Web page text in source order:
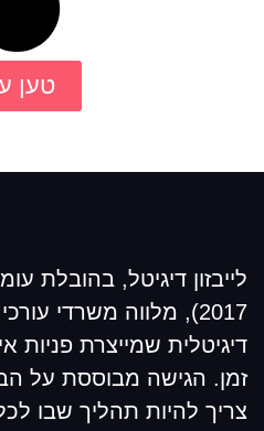
טען
לייבזון דיגיטל, בהובלת
2017), מלווה משרדי
דיגיטלית שמייצרת פניות
זמן. הגישה מבוססת על
צריך להיות תהליך שבו